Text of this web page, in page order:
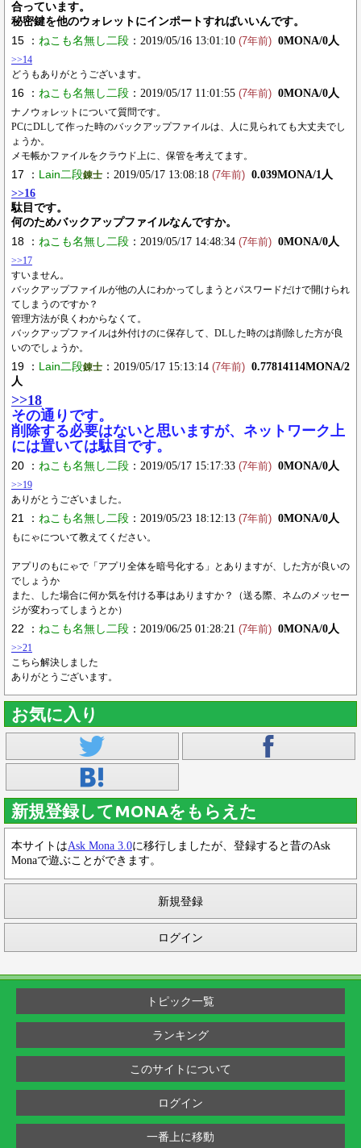
合っています。
秘密鍵を他のウォレットにインポートすればいいんです。
15 ： ねこも名無し二段 ：2019/05/16 13:01:10 (7年前) 0MONA/0人
>>14
どうもありがとうございます。
16 ： ねこも名無し二段 ：2019/05/17 11:01:55 (7年前) 0MONA/0人
ナノウォレットについて質問です。
PCにDLして作った時のバックアップファイルは、人に見られても大丈夫でし
ょうか。
メモ帳かファイルをクラウド上に、保管を考えてます。
17 ： Lain二段錬士 ：2019/05/17 13:08:18 (7年前) 0.039MONA/1人
>>16
駄目です。
何のためバックアップファイルなんですか。
18 ： ねこも名無し二段 ：2019/05/17 14:48:34 (7年前) 0MONA/0人
>>17
すいません。
バックアップファイルが他の人にわかってしまうとパスワードだけで開けられ
てしまうのですか？
管理方法が良くわからなくて。
バックアップファイルは外付けのに保存して、DLした時のは削除した方が良
いのでしょうか。
19 ： Lain二段錬士 ：2019/05/17 15:13:14 (7年前) 0.77814114MONA/2
人
>>18
その通りです。
削除する必要はないと思いますが、ネットワーク上
には置いては駄目です。
20 ： ねこも名無し二段 ：2019/05/17 15:17:33 (7年前) 0MONA/0人
>>19
ありがとうございました。
21 ： ねこも名無し二段 ：2019/05/23 18:12:13 (7年前) 0MONA/0人
もにゃについて教えてください。
アプリのもにゃで「アプリ全体を暗号化する」とありますが、した方が良いの
でしょうか
また、した場合に何か気を付ける事はありますか？（送る際、ネムのメッセー
ジが変わってしまうとか）
22 ： ねこも名無し二段 ：2019/06/25 01:28:21 (7年前) 0MONA/0人
>>21
こちら解決しました
ありがとうございます。
お気に入り
新規登録してMONAをもらえた
本サイトはAsk Mona 3.0に移行しましたが、登録すると昔のAsk
Monaで遊ぶことができます。
新規登録
ログイン
トピック一覧
ランキング
このサイトについて
ログイン
一番上に移動